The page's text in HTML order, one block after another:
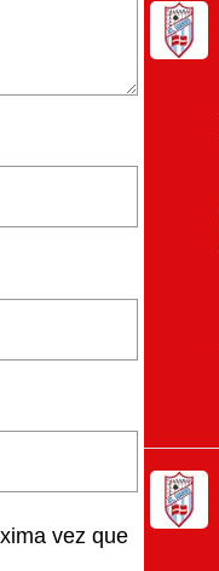
vez que